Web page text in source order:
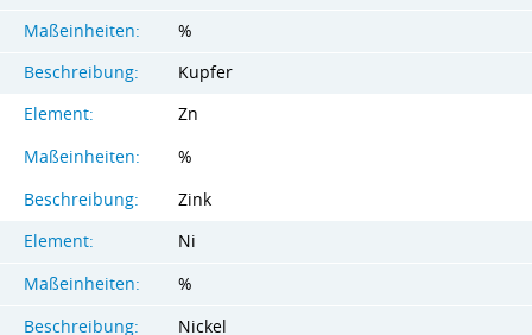
Maßeinheiten:
%
Beschreibung:
Kupfer
Element:
Zn
Maßeinheiten:
%
Beschreibung:
Zink
Element:
Ni
Maßeinheiten:
%
Beschreibung:
Nickel